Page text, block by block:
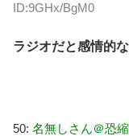
ID:9GHx/BgM0
ラジオだと感情的
50: 名無しさん＠恐